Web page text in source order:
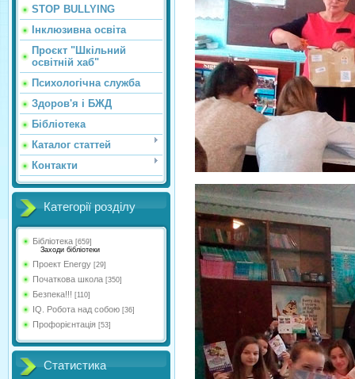
STOP BULLYING
Інклюзивна освіта
Проєкт "Шкільний
освітній хаб"
Психологічна служба
Здоров'я і БЖД
Бібліотека
Каталог статтей
Контакти
Категорії розділу
Бібліотека [659]
Заходи бібліотеки
Проект Energy [29]
Початкова школа [350]
Безпека!!! [110]
IQ. Робота над собою [36]
Профорієнтація [53]
Статистика